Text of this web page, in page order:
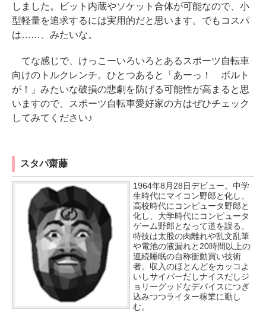
しました。ビット内蔵やソケット合体が可能なので、小
型軽量を追求するには実用的だと思います。でもコスパ
は……、みたいな。
てな感じで、けっこーいろいろとあるスポーツ自転車
向けのトルクレンチ。ひとつあると「あーっ！ ボルト
が！」みたいな破損の悲劇を防げる可能性が高まると思
いますので、スポーツ自転車愛好家の方はぜひチェック
してみてください♪
スタパ齋藤
1964年8月28日デビュー。中学
生時代にマイコン野郎と化し、
高校時代にコンピュータ野郎と
化し、大学時代にコンピュータ
ゲーム野郎となって道を誤る。
特技は太股の肉離れや乱文乱筆
や電池の液漏れと20時間以上の
連続睡眠の自称衝動買い技術
者。収入のほとんどをカッコよ
いしサイバーだしナイスだしジ
ョリーグッドなデバイスにつぎ
込みつつライター稼業に勤し
む。